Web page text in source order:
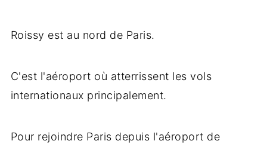
Roissy est au nord de Paris.
C'est l'aéroport où atterrissent les vols
internationaux principalement.
Pour rejoindre Paris depuis l'aéroport de